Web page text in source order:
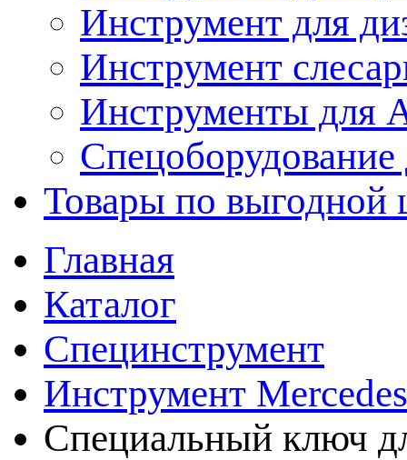
Инструмент для
Инструмент
Инструменты
Спецоборудование
Товары по выгодной
Главная
Каталог
Специнструмент
Инструмент
Специальный ключ